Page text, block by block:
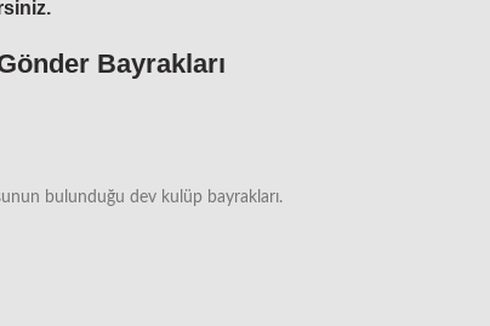
Takım Bayrağı
için Bayrakları
bulunduğu dev kulüp bayrakları.